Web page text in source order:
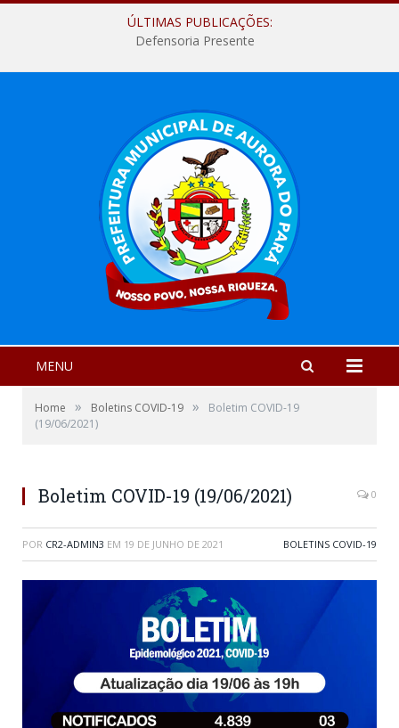
ÚLTIMAS PUBLICAÇÕES:
Defensoria Presente
MENU
Home » Boletins COVID-19 »
Boletim COVID-19
(19/06/2021)
Boletim COVID-19 (19/06/2021) 0
POR CR2-ADMIN3 EM 19 DE JUNHO DE 2021 BOLETINS COVID-19